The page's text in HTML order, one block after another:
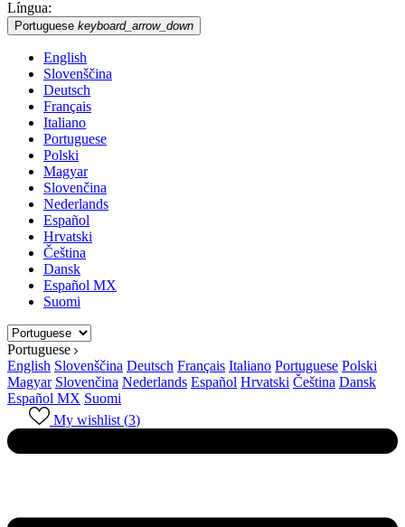
Língua:
Portuguese keyboard_arrow_down
English
Slovenščina
Deutsch
Français
Italiano
Portuguese
Polski
Magyar
Slovenčina
Nederlands
Español
Hrvatski
Čeština
Dansk
Español MX
Suomi
Portuguese
English Slovenščina Deutsch Français Italiano Portuguese Polski
Magyar Slovenčina Nederlands Español Hrvatski Čeština Dansk
Español MX Suomi
My wishlist (3)